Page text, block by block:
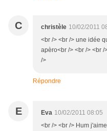
C christèle 10/02/2011
<br /> <br /> une idée
apèro<br /> <br /> <br
/>
Répondre
E Eva 10/02/2011 08:05
<br /> <br /> Hum